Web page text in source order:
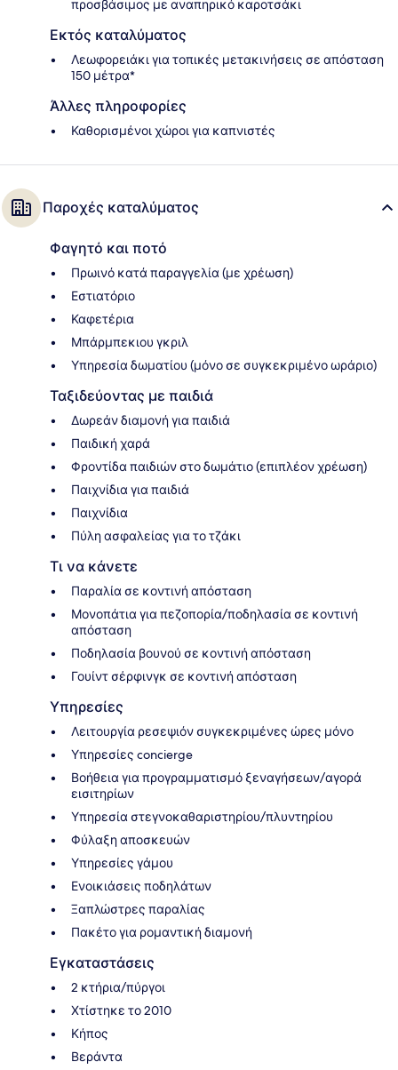
προσβάσιμος με αναπηρικό καροτσάκι
Εκτός καταλύματος
Λεωφορειάκι για τοπικές μετακινήσεις σε απόσταση
150 μέτρα*
Άλλες πληροφορίες
Καθορισμένοι χώροι για καπνιστές
Παροχές καταλύματος
Φαγητό και ποτό
Πρωινό κατά παραγγελία (με χρέωση)
Εστιατόριο
Καφετέρια
Μπάρμπεκιου γκριλ
Υπηρεσία δωματίου (μόνο σε συγκεκριμένο ωράριο)
Ταξιδεύοντας με παιδιά
Δωρεάν διαμονή για παιδιά
Παιδική χαρά
Φροντίδα παιδιών στο δωμάτιο (επιπλέον χρέωση)
Παιχνίδια για παιδιά
Παιχνίδια
Πύλη ασφαλείας για το τζάκι
Τι να κάνετε
Παραλία σε κοντινή απόσταση
Μονοπάτια για πεζοπορία/ποδηλασία σε κοντινή
απόσταση
Ποδηλασία βουνού σε κοντινή απόσταση
Γουίντ σέρφινγκ σε κοντινή απόσταση
Υπηρεσίες
Λειτουργία ρεσεψιόν συγκεκριμένες ώρες μόνο
Υπηρεσίες concierge
Βοήθεια για προγραμματισμό ξεναγήσεων/αγορά
εισιτηρίων
Υπηρεσία στεγνοκαθαριστηρίου/πλυντηρίου
Φύλαξη αποσκευών
Υπηρεσίες γάμου
Ενοικιάσεις ποδηλάτων
Ξαπλώστρες παραλίας
Πακέτο για ρομαντική διαμονή
Εγκαταστάσεις
2 κτήρια/πύργοι
Χτίστηκε το 2010
Κήπος
Βεράντα